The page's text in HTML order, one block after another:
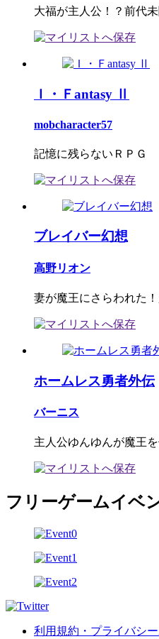
大福が主人公！？前代未
Ｉ・Ｆantasy Ⅱ
mobcharacter57
記憶に残らないＲＰＧ
ブレイバー幻想
高野リオン
妻が魔王にさらわれた
ホームレス勇者外伝
バーニス
主人公ゆんゆんが魔王
フリーゲームイベ
利用規約・プライバシ